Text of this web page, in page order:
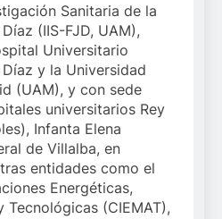
Sanitaria de la
(IIS-FJD, UAM),
Universitario
y la Universidad
(UAM), y con sede
universitarios Rey
Infanta Elena
de Villalba, en
entidades como el
Energéticas,
Tecnológicas (CIEMAT),